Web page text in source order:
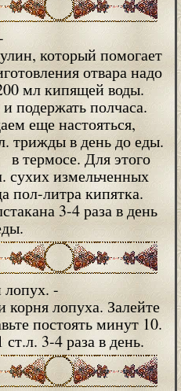
который помогает
отвара надо
мл кипящей воды.
подержать полчаса.
еще настояться,
трижды в день до еды.
термосе. Для этого
сухих измельченных
пол-литра кипятка.
3-4 раза в день
лопух. -
корня лопуха. Залейте
постоять минут 10.
3-4 раза в день.